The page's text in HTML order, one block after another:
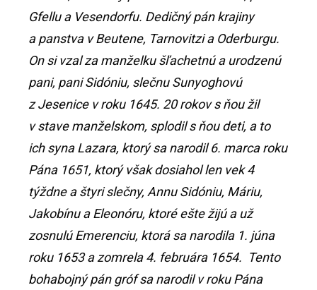
Gfellu a Vesendorfu. Dedičný pán krajiny
a panstva v Beutene, Tarnovitzi a Oderburgu.
On si vzal za manželku šľachetnú a urodzenú
pani, pani Sidóniu, slečnu Sunyoghovú
z Jesenice v roku 1645. 20 rokov s ňou žil
v stave manželskom, splodil s ňou deti, a to
ich syna Lazara, ktorý sa narodil 6. marca roku
Pána 1651, ktorý však dosiahol len vek 4
týždne a štyri slečny, Annu Sidóniu, Máriu,
Jakobínu a Eleonóru, ktoré ešte žijú a už
zosnulú Emerenciu, ktorá sa narodila 1. júna
roku 1653 a zomrela 4. februára 1654. Tento
bohabojný pán gróf sa narodil v roku Pána